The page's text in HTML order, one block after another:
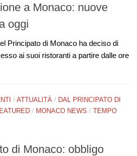
a Monaco: nuove
oggi
Principato di Monaco ha deciso di
ai suoi ristoranti a partire dalle ore
/ ATTUALITÀ / DAL PRINCIPATO DI
/ MONACO NEWS / TEMPO
di Monaco: obbligo